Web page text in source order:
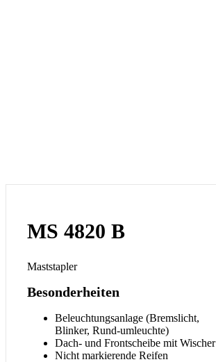
MS 4820 B
Maststapler
Besonderheiten
Beleuchtungsanlage (Bremslicht,
Blinker, Rund-umleuchte)
Dach- und Frontscheibe mit Wischer
Nicht markierende Reifen